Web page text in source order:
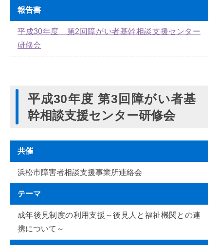
報告書
平成30年度 第2回障がい者基幹相談支援センター
研修会
平成30年度 第3回障がい者基
幹相談支援センター研修会
共催
浜松市障害者相談支援事業所連絡会
テーマ
成年後見制度の利用支援～後見人と福祉機関との連
携について～